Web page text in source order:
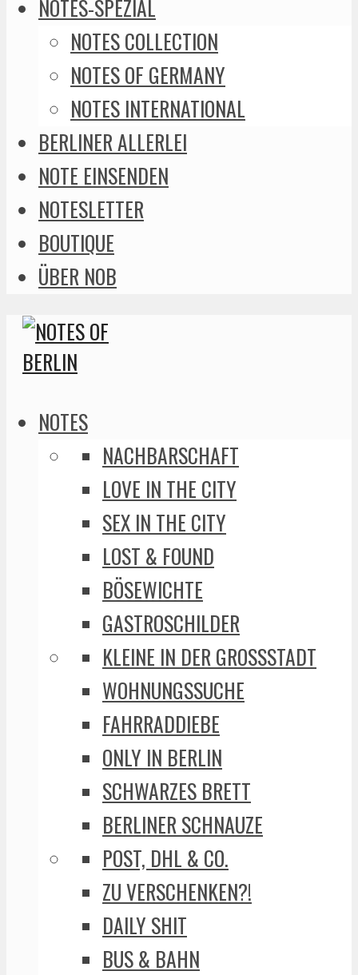
NOTES-SPEZIAL
NOTES COLLECTION
NOTES OF GERMANY
NOTES INTERNATIONAL
BERLINER ALLERLEI
NOTE EINSENDEN
NOTESLETTER
BOUTIQUE
ÜBER NOB
NOTES
NACHBARSCHAFT
LOVE IN THE CITY
SEX IN THE CITY
LOST & FOUND
BÖSEWICHTE
GASTROSCHILDER
KLEINE IN DER GROSSSTADT
WOHNUNGSSUCHE
FAHRRADDIEBE
ONLY IN BERLIN
SCHWARZES BRETT
BERLINER SCHNAUZE
POST, DHL & CO.
ZU VERSCHENKEN?!
DAILY SHIT
BUS & BAHN